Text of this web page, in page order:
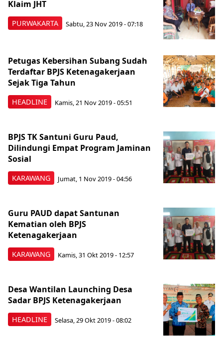
PURWAKARTA
Klaim JHT
Sabtu, 23 Nov 2019 - 07:18
HEADLINE
Petugas Kebersihan Subang Sudah
Terdaftar BPJS Ketenagakerjaan
Sejak Tiga Tahun
Kamis, 21 Nov 2019 - 05:51
KARAWANG
BPJS TK Santuni Guru Paud,
Dilindungi Empat Program Jaminan
Sosial
Jumat, 1 Nov 2019 - 04:56
KARAWANG
Guru PAUD dapat Santunan
Kematian oleh BPJS
Ketenagakerjaan
Kamis, 31 Okt 2019 - 12:57
HEADLINE
Desa Wantilan Launching Desa
Sadar BPJS Ketenagakerjaan
Selasa, 29 Okt 2019 - 08:02